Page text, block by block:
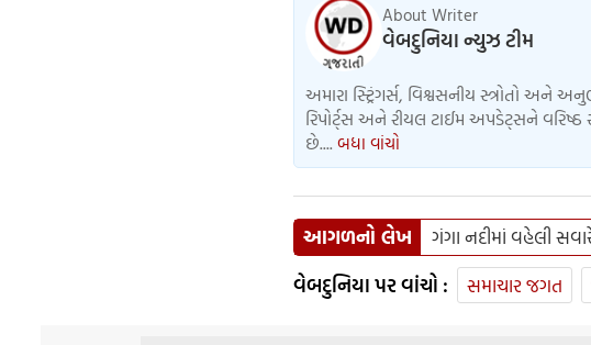
About Writer
વેબદુનિયા ન્યુઝ ટીમ
અમારા સ્ટ્રિંગર્સ, વિશ્વસનીય સ્ત્રોતો અને
રિપોર્ટ્સ અને રીયલ ટાઈમ અપડેટ્સને વરિષ્ઠ
છે.... બધા વાંચો
આગળનો લેખ ગંગા નદીમાં વહેલી
વેબદુનિયા પર વાંચો : સમાચાર જગત